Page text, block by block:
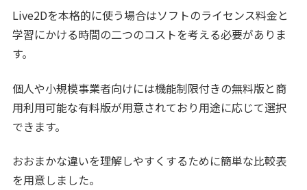
Live2Dを本格的に使う場合はソフトのライセンス料金と
学習にかける時間の二つのコストを考える必要がありま
す。
個人や小規模事業者向けには機能制限付きの無料版と商
用利用可能な有料版が用意されており用途に応じて選択
できます。
おおまかな違いを理解しやすくするために簡単な比較表
を用意しました。